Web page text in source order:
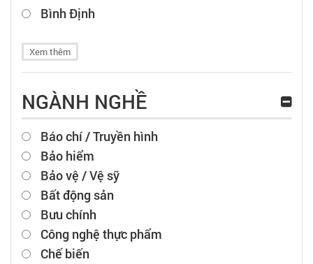
Bình Định
Xem thêm
NGÀNH NGHỀ
Báo chí / Truyền hình
Bảo hiểm
Bảo vệ / Vệ sỹ
Bất động sản
Bưu chính
Công nghệ thực phẩm
Chế biến